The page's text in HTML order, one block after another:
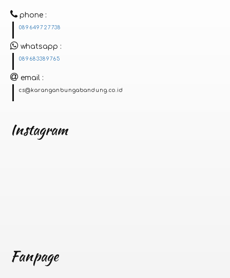
phone
089649727738
whatsapp
089683389765
email
cs@karanganbungabandung.co.id
Instagram
Fanpage